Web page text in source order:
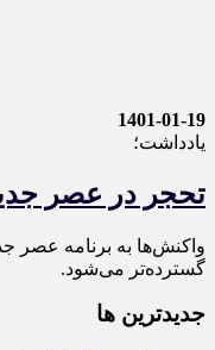
1401-01-19
یادداشت؛
تحجر در عصر
واکنش‌ها به برنامه عصر
گسترده‌تر می‌شود.
جديدترين ها